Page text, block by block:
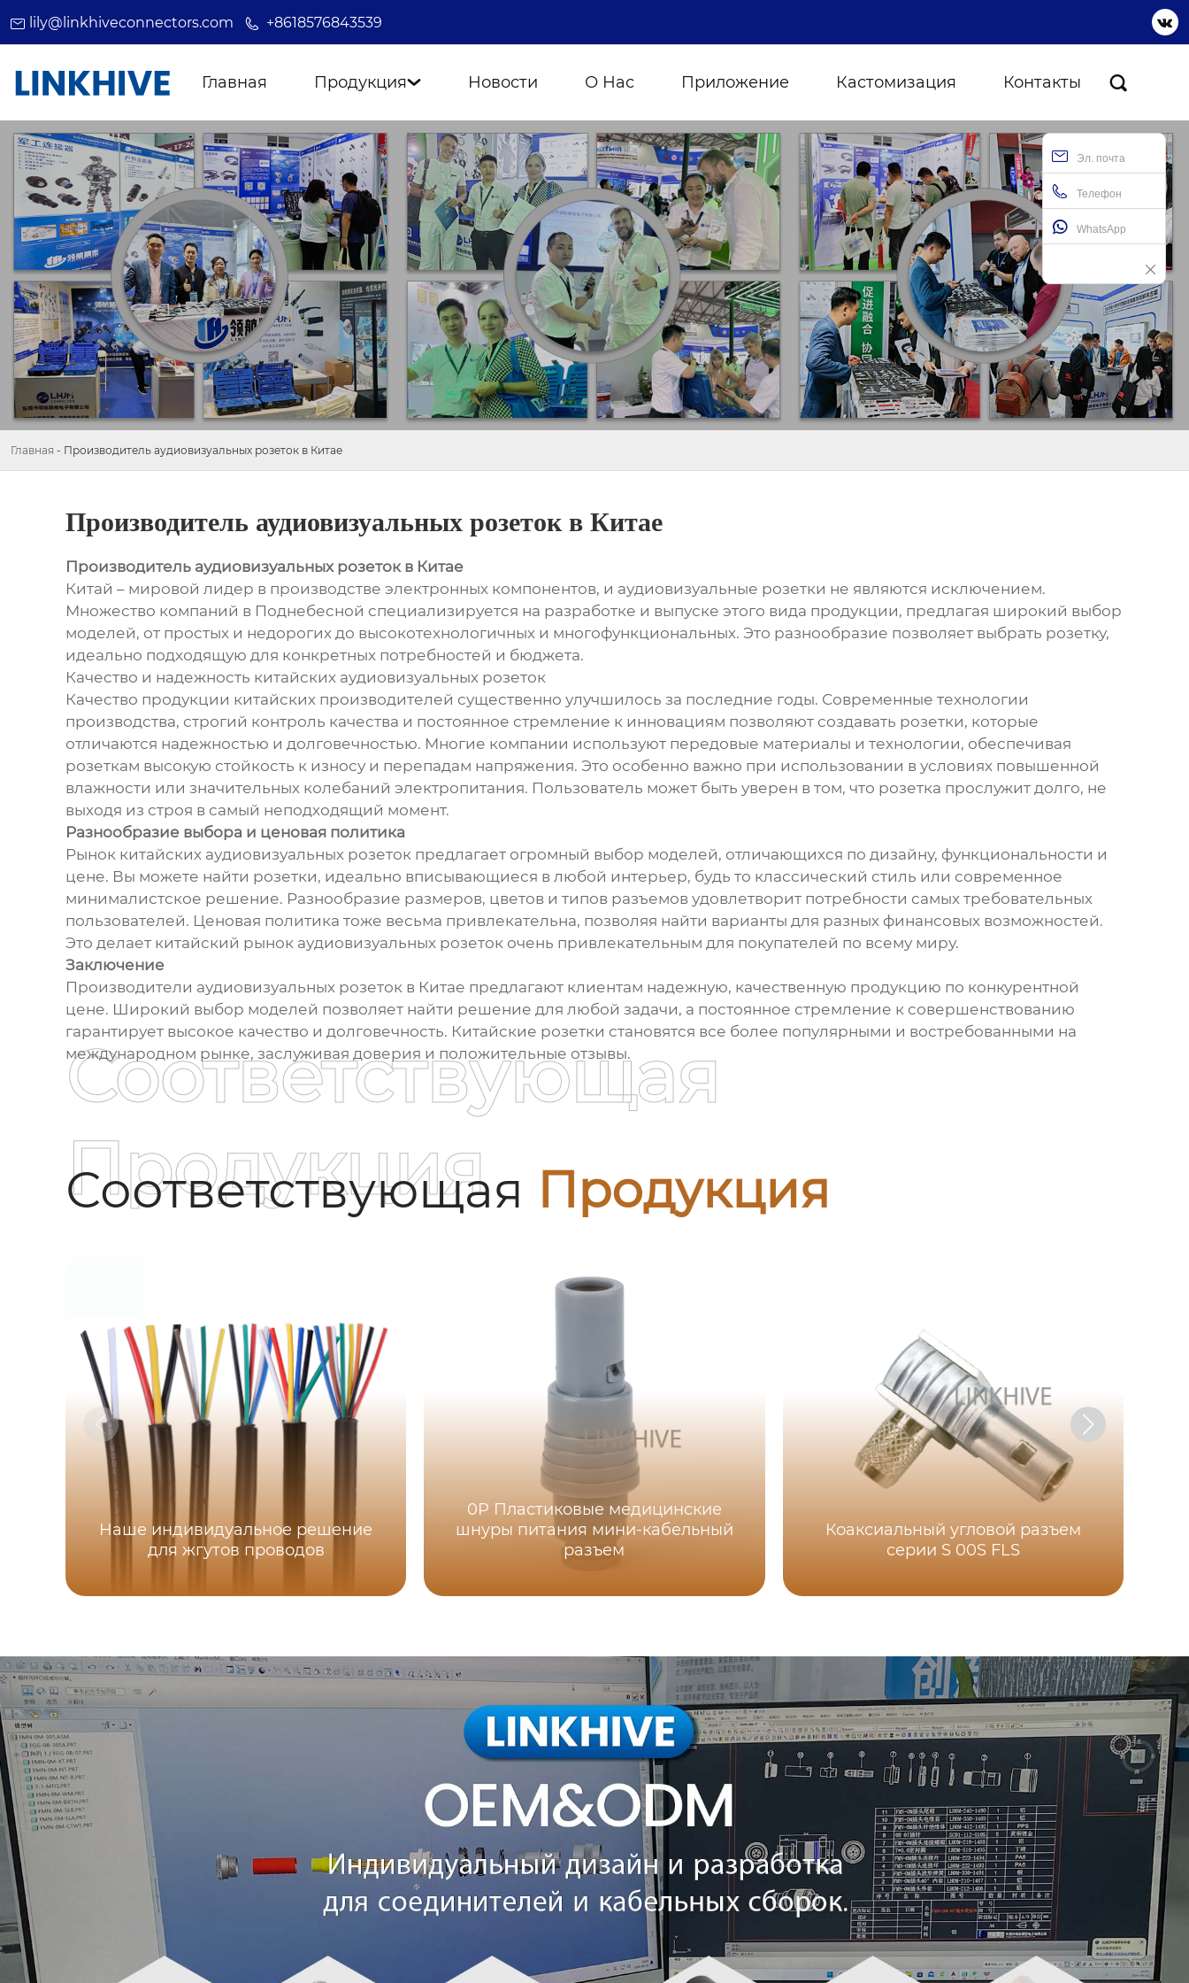
lily@linkhiveconnectors.com +8618576843539 
Главная Продукция Новости О Нас Приложение Кастомизация Контакты 
Главная - Производитель аудиовизуальных розеток в Китае
Производитель аудиовизуальных розеток в Китае
Производитель аудиовизуальных розеток в Китае
Китай – мировой лидер в производстве электронных компонентов, и аудиовизуальные розетки не являются исключением.
Множество компаний в Поднебесной специализируется на разработке и выпуске этого вида продукции, предлагая широкий выбор
моделей, от простых и недорогих до высокотехнологичных и многофункциональных. Это разнообразие позволяет выбрать розетку,
идеально подходящую для конкретных потребностей и бюджета.
Качество и надежность китайских аудиовизуальных розеток
Качество продукции китайских производителей существенно улучшилось за последние годы. Современные технологии
производства, строгий контроль качества и постоянное стремление к инновациям позволяют создавать розетки, которые
отличаются надежностью и долговечностью. Многие компании используют передовые материалы и технологии, обеспечивая
розеткам высокую стойкость к износу и перепадам напряжения. Это особенно важно при использовании в условиях повышенной
влажности или значительных колебаний электропитания. Пользователь может быть уверен в том, что розетка прослужит долго, не
выходя из строя в самый неподходящий момент.
Разнообразие выбора и ценовая политика
Рынок китайских аудиовизуальных розеток предлагает огромный выбор моделей, отличающихся по дизайну, функциональности и
цене. Вы можете найти розетки, идеально вписывающиеся в любой интерьер, будь то классический стиль или современное
минималистское решение. Разнообразие размеров, цветов и типов разъемов удовлетворит потребности самых требовательных
пользователей. Ценовая политика тоже весьма привлекательна, позволяя найти варианты для разных финансовых возможностей.
Это делает китайский рынок аудиовизуальных розеток очень привлекательным для покупателей по всему миру.
Заключение
Производители аудиовизуальных розеток в Китае предлагают клиентам надежную, качественную продукцию по конкурентной
цене. Широкий выбор моделей позволяет найти решение для любой задачи, а постоянное стремление к совершенствованию
гарантирует высокое качество и долговечность. Китайские розетки становятся все более популярными и востребованными на
международном рынке, заслуживая доверия и положительные отзывы.
Соответствующая Продукция
Соответствующая
Продукция
Наше индивидуальное решение
для жгутов проводов
0P Пластиковые медицинские
шнуры питания мини-кабельный
разъем
Коаксиальный угловой разъем
серии S 00S FLS
Эл. почта
Телефон
WhatsApp